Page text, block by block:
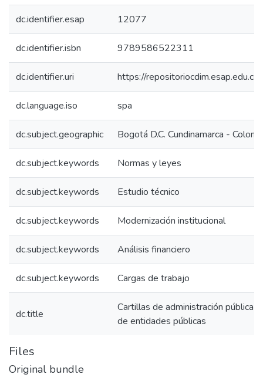
dc.identifier.esap 12077
dc.identifier.isbn 9789586522311
dc.identifier.uri https://
dc.language.iso spa
dc.subject.geographic Bogotá D.C. Cundinamarca -
dc.subject.keywords Normas y leyes
dc.subject.keywords Estudio técnico
dc.subject.keywords Modernización institucional
dc.subject.keywords Análisis financiero
dc.subject.keywords Cargas de trabajo
dc.title
Cartillas de administración pública
de entidades públicas
Files
Original bundle